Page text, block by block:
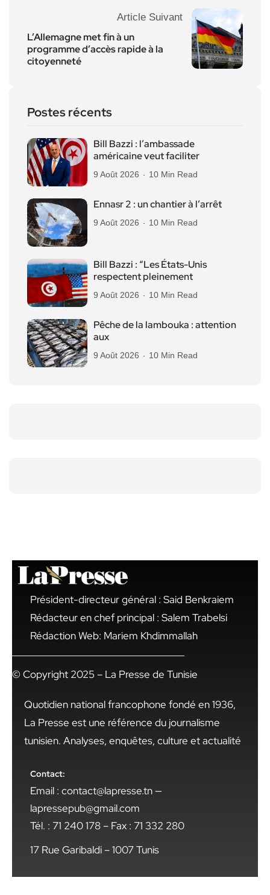
Article Suivant
L’Allemagne met fin à un
programme d’accès rapide à la
citoyenneté
Postes récents
Bill Bazzi : l’ambassade
américaine veut faciliter
9 Août 2026 10 Min Read
Ennasr 2 : un chantier à l’arrêt
9 Août 2026 10 Min Read
Bill Bazzi : “Les États-Unis
respectent pleinement
9 Août 2026 10 Min Read
Pêche de la lambouka : attention
aux
9 Août 2026 10 Min Read
Président-directeur général : Said Benkraiem
Rédacteur en chef principal : Salem Trabelsi
Rédaction Web: Mariem Khdimmallah
© Copyright 2025 – La Presse de Tunisie
Quotidien national francophone fondé en 1936,
La Presse est une référence du journalisme
tunisien. Analyses, enquêtes, culture et actualité
Contact:
Email : contact@lapresse.tn —
lapressepub@gmail.com
Tél. : 71 240 178 – Fax : 71 332 280
17 Rue Garibaldi – 1007 Tunis